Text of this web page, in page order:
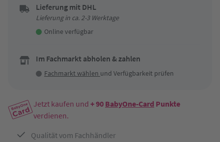
Lieferung mit DHL
Lieferung in ca. 2-3 Werktage
Online verfügbar
Im Fachmarkt abholen & zahlen
Fachmarkt wählen und Verfügbarkeit prüfen
Jetzt kaufen und + 90 BabyOne-Card Punkte
verdienen.
Qualität vom Fachhändler